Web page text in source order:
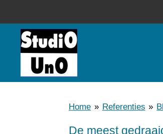
direct
naar
hoofdinhoud
Home » Referenties »
De meest